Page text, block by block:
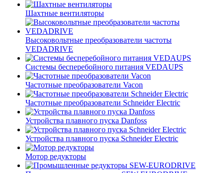
Шахтные вентиляторы
Высоковольтные преобразователи частоты
VEDADRIVE
Системы бесперебойного питания VEDAUPS
Частотные преобразователи Vacon
Частотные преобразователи Schneider Electric
Устройства плавного пуска Danfoss
Устройства плавного пуска Schneider Electric
Мотор редукторы